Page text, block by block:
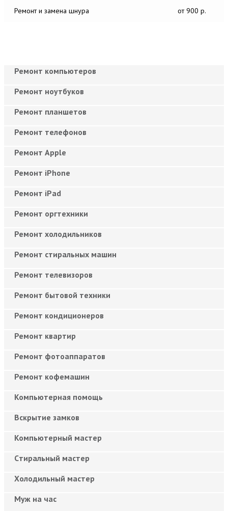
Ремонт и замена шнура от 900 р.
Ремонт компьютеров
Ремонт ноутбуков
Ремонт планшетов
Ремонт телефонов
Ремонт Apple
Ремонт iPhone
Ремонт iPad
Ремонт оргтехники
Ремонт холодильников
Ремонт стиральных машин
Ремонт телевизоров
Ремонт бытовой техники
Ремонт кондиционеров
Ремонт квартир
Ремонт фотоаппаратов
Ремонт кофемашин
Компьютерная помощь
Вскрытие замков
Компьютерный мастер
Cтиральный мастер
Холодильный мастер
Муж на час